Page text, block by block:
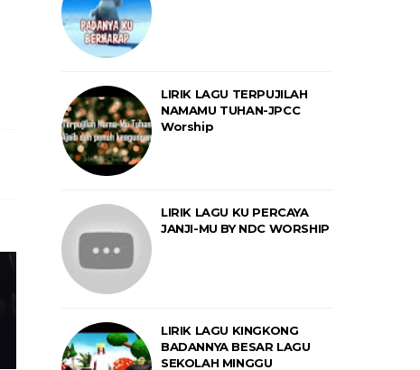
LIRIK LAGU TERPUJILAH
NAMAMU TUHAN-JPCC
Worship
LIRIK LAGU KU PERCAYA
JANJI-MU BY NDC WORSHIP
LIRIK LAGU KINGKONG
BADANNYA BESAR LAGU
SEKOLAH MINGGU